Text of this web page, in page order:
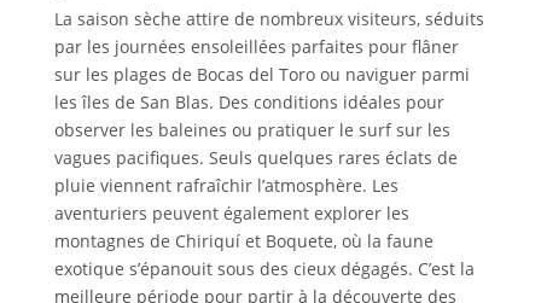
La saison sèche attire de nombreux visiteurs, séduits
par les journées ensoleillées parfaites pour flâner
sur les plages de Bocas del Toro ou naviguer parmi
les îles de San Blas. Des conditions idéales pour
observer les baleines ou pratiquer le surf sur les
vagues pacifiques. Seuls quelques rares éclats de
pluie viennent rafraîchir l’atmosphère. Les
aventuriers peuvent également explorer les
montagnes de Chiriquí et Boquete, où la faune
exotique s’épanouit sous des cieux dégagés. C’est la
meilleure période pour partir à la découverte des